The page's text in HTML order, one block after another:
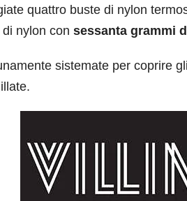
quattro buste di nylon
nylon con sessanta grammi
sistemate per coprire